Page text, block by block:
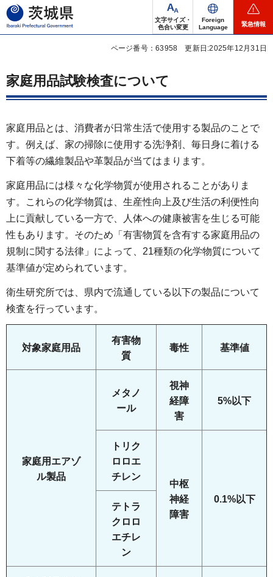
茨城県
文字サイズ・
色合い変更
Foreign
Language
緊急情報
ページ番号：63958 更新日:2025年12月31日
家庭用品試験検査について
家庭用品とは、消費者が日常生活で使用する製品のことで
す。例えば、家の掃除に使用する洗浄剤、毎日身に着ける
下着等の繊維製品や革製品が当てはまります。
家庭用品には様々な化学物質が使用されることがありま
す。これらの化学物質は、生産性向上及び生活の利便性向
上に貢献している一方で、人体への健康被害を生じる可能
性もあります。そのため「有害物質を含有する家庭用品の
規制に関する法律」によって、21種類の化学物質について
基準値が定められています。
衛生研究所では、県内で流通している以下の製品について
検査を行っています。
対象家庭用品
有害物
質
毒性 基準値
家庭用エアゾ
ル製品
メタノ
ール
視神
経障
害
5%以下
トリク
ロロエ
チレン
中枢
神経
障害
0.1%以下
テトラ
クロロ
エチレ
ン